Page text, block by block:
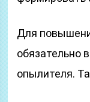
Для
обязательно
опылителя.